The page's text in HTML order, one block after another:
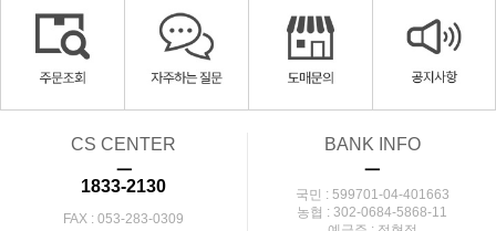
CS CENTER
ㅡ
1833-2130
FAX : 053-283-0309
BANK INFO
ㅡ
국민 : 599701-04-401663
농협 : 302-0684-5868-11